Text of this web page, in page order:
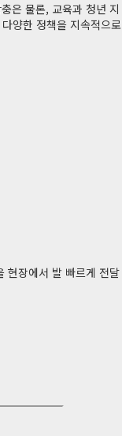
은 물론, 교육과 청년 지
양한 정책을 지속적으로
현장에서 발 빠르게 전달